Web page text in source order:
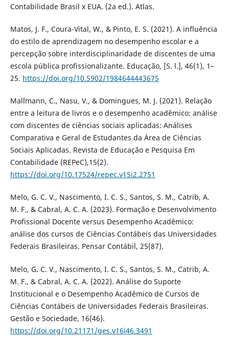
Contabilidade Brasil x EUA. (2a ed.). Atlas.
Matos, J. F., Coura-Vital, W., & Pinto, E. S. (2021). A influência
do estilo de aprendizagem no desempenho escolar e a
percepção sobre interdisciplinaridade de discentes de uma
escola pública profissionalizante. Educação, [S. l.], 46(1), 1–
25. https://doi.org/10.5902/1984644443675
Mallmann, C., Nasu, V., & Domingues, M. J. (2021). Relação
entre a leitura de livros e o desempenho acadêmico: análise
com discentes de ciências sociais aplicadas: Análises
Comparativa e Geral de Estudantes da Área de Ciências
Sociais Aplicadas. Revista de Educação e Pesquisa Em
Contabilidade (REPeC),15(2).
https://doi.org/10.17524/repec.v15i2.2751
Melo, G. C. V., Nascimento, I. C. S., Santos, S. M., Catrib, A.
M. F., & Cabral, A. C. A. (2023). Formação e Desenvolvimento
Profissional Docente versus Desempenho Acadêmico:
análise dos cursos de Ciências Contábeis das Universidades
Federais Brasileiras. Pensar Contábil, 25(87).
Melo, G. C. V., Nascimento, I. C. S., Santos, S. M., Catrib, A.
M. F., & Cabral, A. C. A. (2022). Análise do Suporte
Institucional e o Desempenho Acadêmico de Cursos de
Ciências Contábeis de Universidades Federais Brasileiras.
Gestão e Sociedade, 16(46).
https://doi.org/10.21171/ges.v16i46.3491